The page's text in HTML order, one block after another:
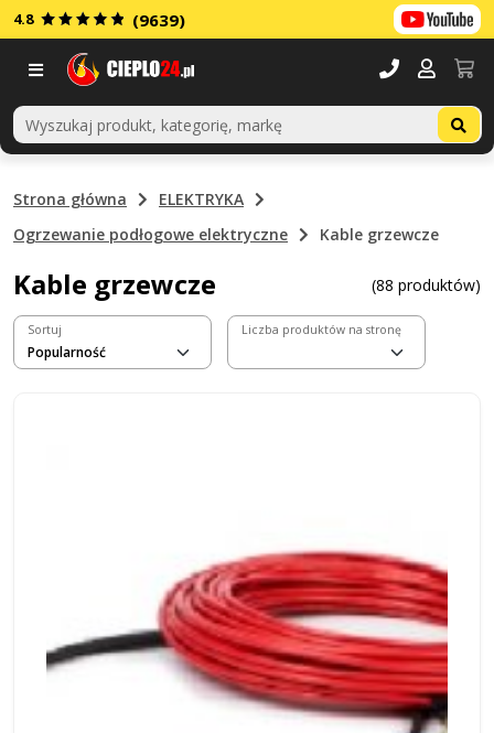
4.8 (9639)
Strona główna
ELEKTRYKA
Ogrzewanie podłogowe elektryczne
Kable grzewcze
Kable grzewcze (88 produktów)
Sortuj Liczba produktów na stronę